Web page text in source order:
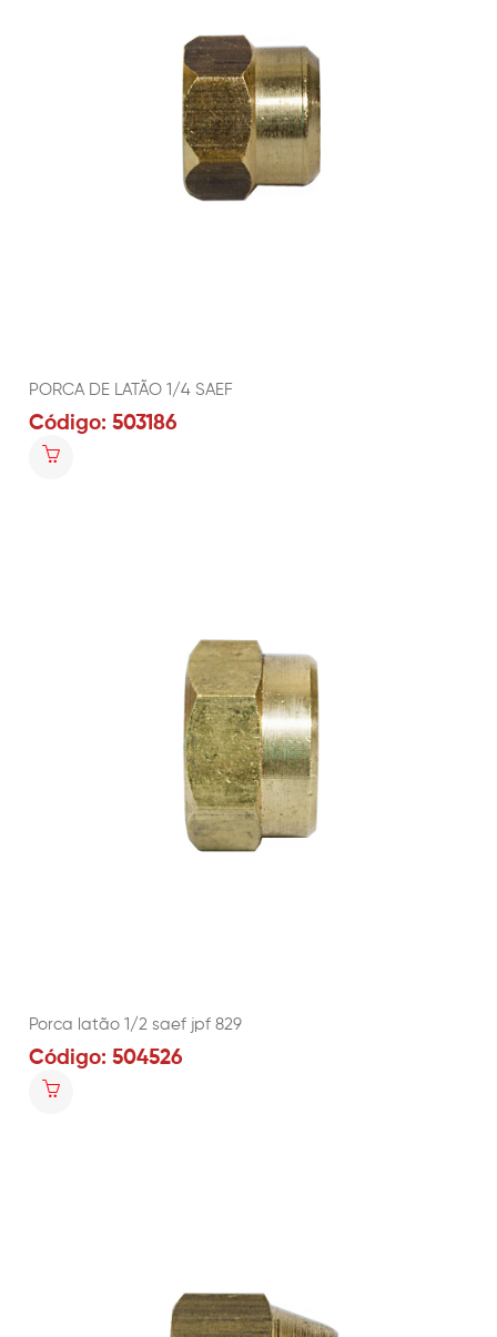
PORCA DE LATÃO 1/4 SAEF
Código: 503186
Porca latão 1/2 saef jpf 829
Código: 504526